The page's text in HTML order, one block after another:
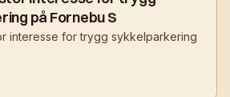
på Fornebu S
interesse for trygg sykkelparkering